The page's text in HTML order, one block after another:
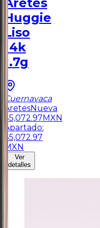
Aretes
Huggie
Liso
14k
1.7g
Cuernavaca
AretesNueva
$5,072.97 MXN
Apartado:
$5,072.97
MXN
Ver
detalles